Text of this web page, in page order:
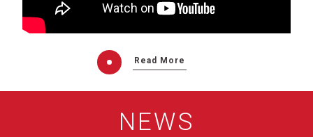
Read More
NEWS